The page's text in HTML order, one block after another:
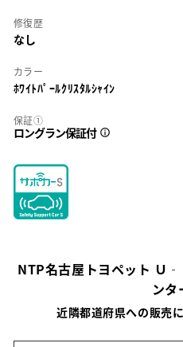
修復歴
なし
カラー
ﾎﾜｲﾄﾊﾟｰﾙｸﾘｽﾀﾙｼｬｲﾝ
保証①
ロングラン保証付
NTP名古屋トヨペット Ｕ
ンタ
近隣都道府県への販売